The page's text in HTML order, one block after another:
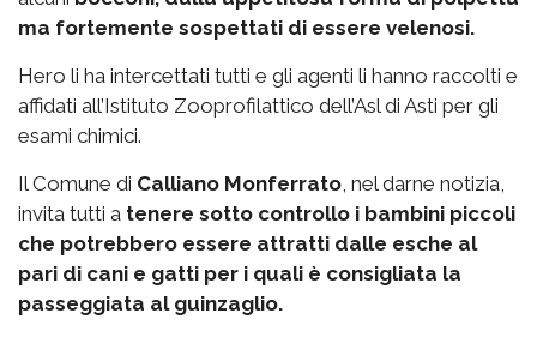
ma fortemente sospettati di essere velenosi.
Hero li ha intercettati tutti e gli agenti li hanno raccolti e
affidati all’Istituto Zooprofilattico dell’Asl di Asti per gli
esami chimici.
Il Comune di Calliano Monferrato , nel darne notizia,
invita tutti a tenere sotto controllo i bambini piccoli
che potrebbero essere attratti dalle esche al
pari di cani e gatti per i quali è consigliata la
passeggiata al guinzaglio.